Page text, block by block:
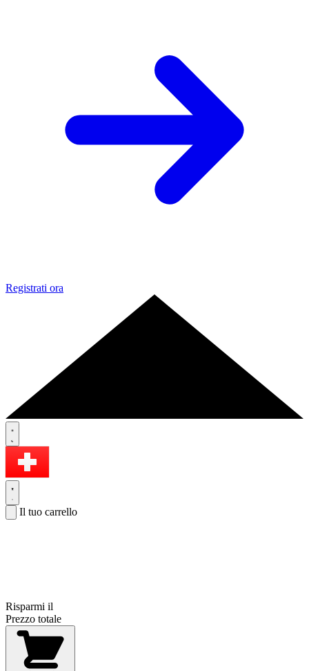
Registrati ora
Il tuo carrello
Risparmi il
Prezzo totale